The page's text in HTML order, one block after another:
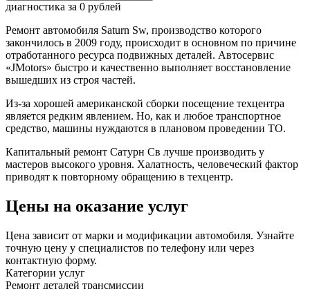
диагностика за 0 рублей
Ремонт автомобиля Saturn Sw, производство которого
закончилось в 2009 году, происходит в основном по причине
отработанного ресурса подвижных деталей. Автосервис
«JMotors» быстро и качественно выполняет восстановление
вышедших из строя частей.
Из-за хорошей американской сборки посещение техцентра
является редким явлением. Но, как и любое транспортное
средство, машины нуждаются в плановом проведении ТО.
Капитальный ремонт Сатурн Св лучше производить у
мастеров высокого уровня. Халатность, человеческий фактор
приводят к повторному обращению в техцентр.
Цены на оказание услуг
Цена зависит от марки и модификации автомобиля. Узнайте
точную цену у специалистов по телефону или через
контактную форму.
Категории услуг
Ремонт деталей трансмиссии